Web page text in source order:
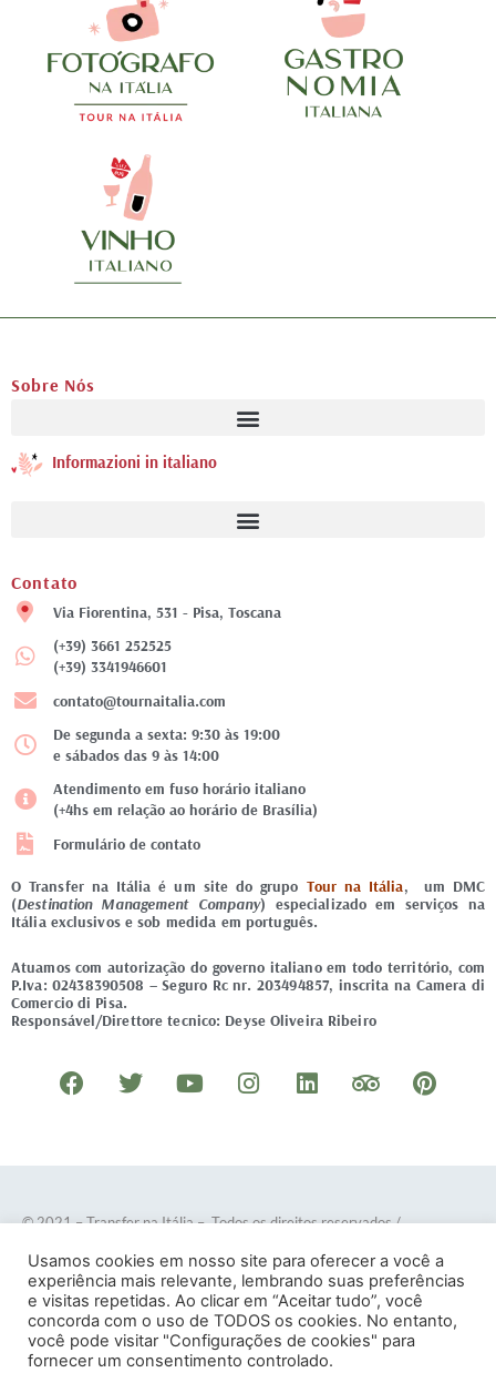
Sobre Nós
Informazioni in italiano
Contato
Via Fiorentina, 531 - Pisa, Toscana
(+39) 3661 252525
(+39) 3341946601
contato@tournaitalia.com
De segunda a sexta: 9:30 às 19:00
e sábados das 9 às 14:00
Atendimento em fuso horário italiano
(+4hs em relação ao horário de Brasília)
Formulário de contato
O Transfer na Itália é um site do grupo Tour na Itália, um DMC
(Destination Management Company) especializado em serviços na
Itália exclusivos e sob medida em português.
Atuamos com autorização do governo italiano em todo território, com
P.Iva: 02438390508 – Seguro Rc nr. 203494857, inscrita na Camera di
Comercio di Pisa.
Responsável/Direttore tecnico: Deyse Oliveira Ribeiro
F
a
e
o
k
T
w
t
e
r
Y
o
t
b
I
n
t
g
r
a
m
L
i
k
d
n
T
r
p
d
s
o
P
i
t
r
e
s
© 2021 – Transfer na Itália – Todos os direitos reservados/
Termos e Condições–Política de Privacidade
Usamos cookies em nosso site para oferecer a você a
experiência mais relevante, lembrando suas preferências
e visitas repetidas. Ao clicar em “Aceitar tudo”, você
concorda com o uso de TODOS os cookies. No entanto,
você pode visitar "Configurações de cookies" para
fornecer um consentimento controlado.